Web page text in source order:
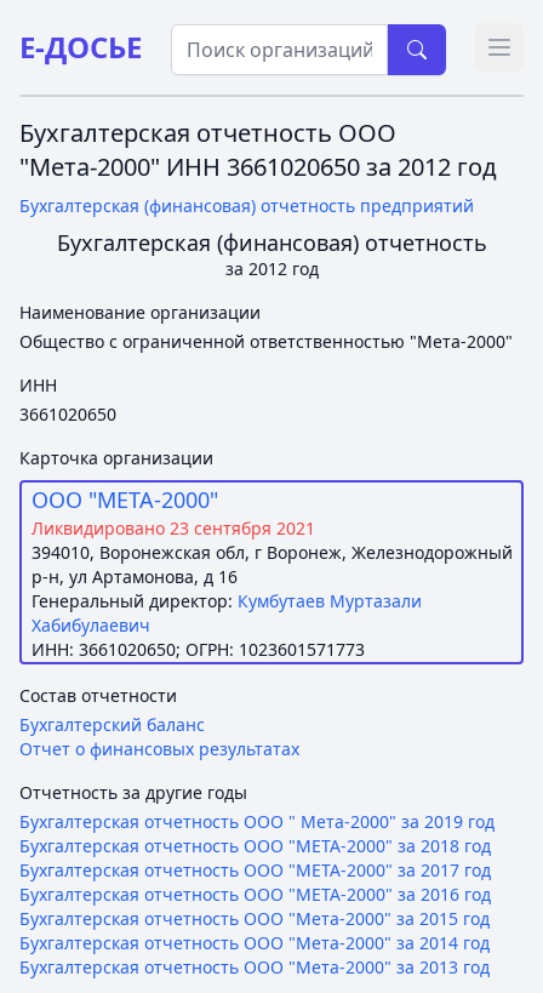
Е-ДОСЬЕ
Бухгалтерская отчетность ООО
"Мета-2000" ИНН 3661020650 за 2012 год
Бухгалтерская (финансовая) отчетность предприятий
Бухгалтерская (финансовая) отчетность
за 2012 год
Наименование организации
Общество с ограниченной ответственностью "Мета-2000"
ИНН
3661020650
Карточка организации
ООО "МЕТА-2000"
Ликвидировано 23 сентября 2021
394010, Воронежская обл, г Воронеж, Железнодорожный
р-н, ул Артамонова, д 16
Генеральный директор: Кумбутаев Муртазали
Хабибулаевич
ИНН: 3661020650; ОГРН: 1023601571773
Состав отчетности
Бухгалтерский баланс
Отчет о финансовых результатах
Отчетность за другие годы
Бухгалтерская отчетность ООО " Мета-2000" за 2019 год
Бухгалтерская отчетность ООО "МЕТА-2000" за 2018 год
Бухгалтерская отчетность ООО "МЕТА-2000" за 2017 год
Бухгалтерская отчетность ООО "МЕТА-2000" за 2016 год
Бухгалтерская отчетность ООО "Мета-2000" за 2015 год
Бухгалтерская отчетность ООО "Мета-2000" за 2014 год
Бухгалтерская отчетность ООО "Мета-2000" за 2013 год